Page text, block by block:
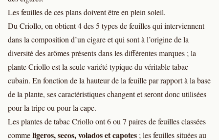
Les feuilles de ces plans doivent être en plein soleil.
Du Criollo, on obtient 4 des 5 types de feuilles qui interviennent
dans la composition d’un cigare et qui sont à l’origine de la
diversité des arômes présents dans les différentes marques ; la
plante Criollo est la seule variété typique du véritable tabac
cubain. En fonction de la hauteur de la feuille par rapport à la base
de la plante, ses caractéristiques changent et seront donc utilisées
pour la tripe ou pour la cape.
Les plantes de tabac Criollo ont 6 ou 7 paires de feuilles classées
commeligeros, secos, volados et capotes ; les feuilles situées au